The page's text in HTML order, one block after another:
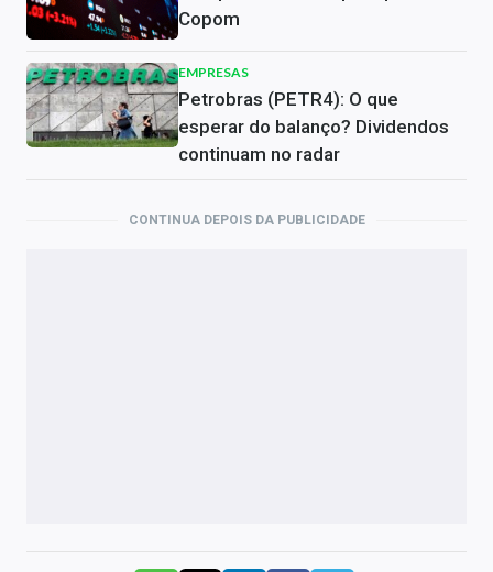
Copom
EMPRESAS
Petrobras (PETR4): O que
esperar do balanço? Dividendos
continuam no radar
CONTINUA DEPOIS DA PUBLICIDADE